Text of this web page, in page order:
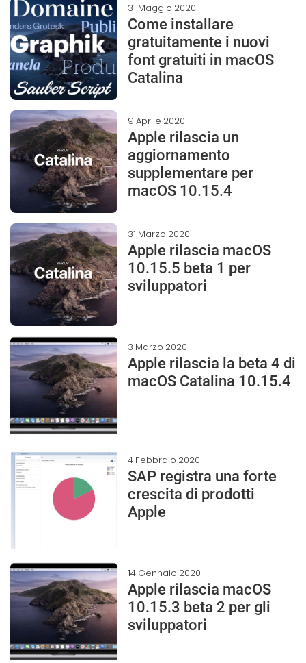
31 Maggio 2020
Come installare
gratuitamente i nuovi
font gratuiti in macOS
Catalina
9 Aprile 2020
Apple rilascia un
aggiornamento
supplementare per
macOS 10.15.4
31 Marzo 2020
Apple rilascia macOS
10.15.5 beta 1 per
sviluppatori
3 Marzo 2020
Apple rilascia la beta 4 di
macOS Catalina 10.15.4
4 Febbraio 2020
SAP registra una forte
crescita di prodotti
Apple
14 Gennaio 2020
Apple rilascia macOS
10.15.3 beta 2 per gli
sviluppatori